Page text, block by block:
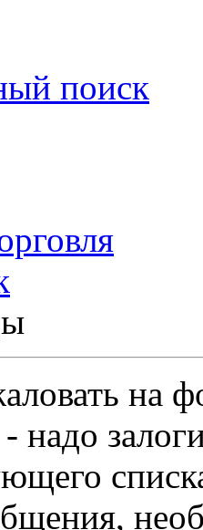
поиск
на
надо